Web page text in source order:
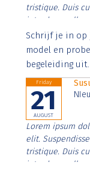
tristique. Duis
interdum nulla,
Aenean
imperdiet.
Schrijf je in op
model en
begeleiding
Friday
21
AUGUST
Lorem ipsum
elit.
tristique. Duis
interdum nulla,